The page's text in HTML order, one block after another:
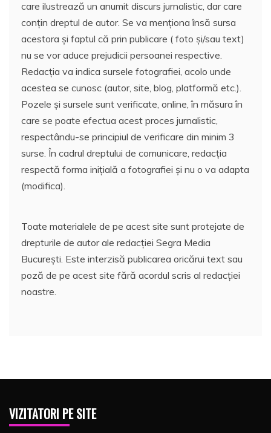
care ilustrează un anumit discurs jurnalistic, dar care
conțin dreptul de autor. Se va menționa însă sursa
acestora și faptul că prin publicare ( foto și/sau text)
nu se vor aduce prejudicii persoanei respective.
Redacția va indica sursele fotografiei, acolo unde
acestea se cunosc (autor, site, blog, platformă etc.).
Pozele și sursele sunt verificate, online, în măsura în
care se poate efectua acest proces jurnalistic,
respectându-se principiul de verificare din minim 3
surse. În cadrul dreptului de comunicare, redacția
respectă forma inițială a fotografiei și nu o va adapta
(modifica).
Toate materialele de pe acest site sunt protejate de
drepturile de autor ale redacției Segra Media
București. Este interzisă publicarea oricărui text sau
poză de pe acest site fără acordul scris al redacției
noastre.
VIZITATORI PE SITE